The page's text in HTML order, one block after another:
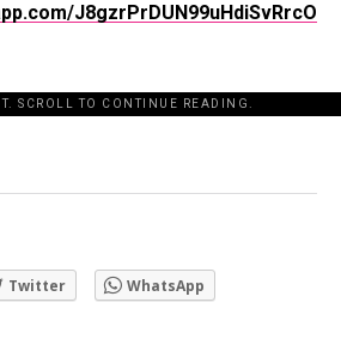
J8gzrPrDUN99uHdiSvRrcO
SCROLL TO CONTINUE READING.
id="243463"]
Twitter WhatsApp